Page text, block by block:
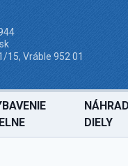
15, Vráble 952 01
DIELY